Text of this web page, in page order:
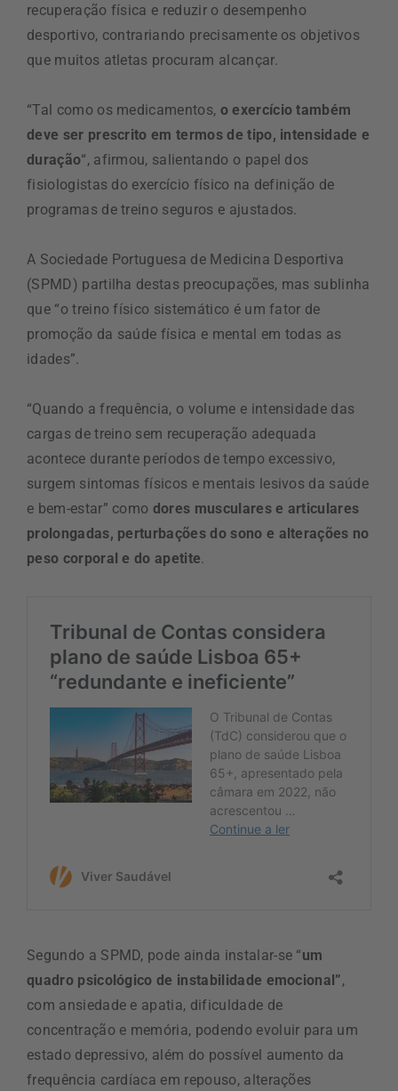
recuperação física e reduzir o desempenho
desportivo, contrariando precisamente os objetivos
que muitos atletas procuram alcançar.
“Tal como os medicamentos, o exercício também
deve ser prescrito em termos de tipo, intensidade e
duração“, afirmou, salientando o papel dos
fisiologistas do exercício físico na definição de
programas de treino seguros e ajustados.
A Sociedade Portuguesa de Medicina Desportiva
(SPMD) partilha destas preocupações, mas sublinha
que “o treino físico sistemático é um fator de
promoção da saúde física e mental em todas as
idades”.
“Quando a frequência, o volume e intensidade das
cargas de treino sem recuperação adequada
acontece durante períodos de tempo excessivo,
surgem sintomas físicos e mentais lesivos da saúde
e bem-estar” como dores musculares e articulares
prolongadas, perturbações do sono e alterações no
peso corporal e do apetite.
Segundo a SPMD, pode ainda instalar-se “um
quadro psicológico de instabilidade emocional”,
com ansiedade e apatia, dificuldade de
concentração e memória, podendo evoluir para um
estado depressivo, além do possível aumento da
frequência cardíaca em repouso, alterações